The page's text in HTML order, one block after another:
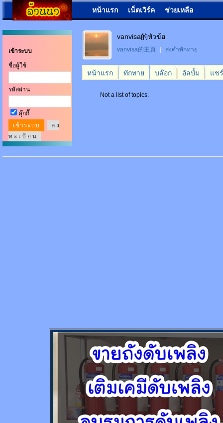
หน้าแรก เน็ตเวิร์ค ช่วยเหลือ
เข้าระบบ
ชื่อผู้ใช้
รหัสผ่าน
คุ๊กกี๊
ล ง
ท ะ เ บี ย น
vanvisa的หัวข้อ
vanvisa的主頁 ส่งคำทักทาย
หน้าแรก ทักทาย บล๊อก อัลบั้ม แชร์
Not a list of topics.